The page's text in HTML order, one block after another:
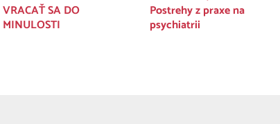
VRACAŤ SA DO
MINULOSTI
Postrehy z praxe na
psychiatrii